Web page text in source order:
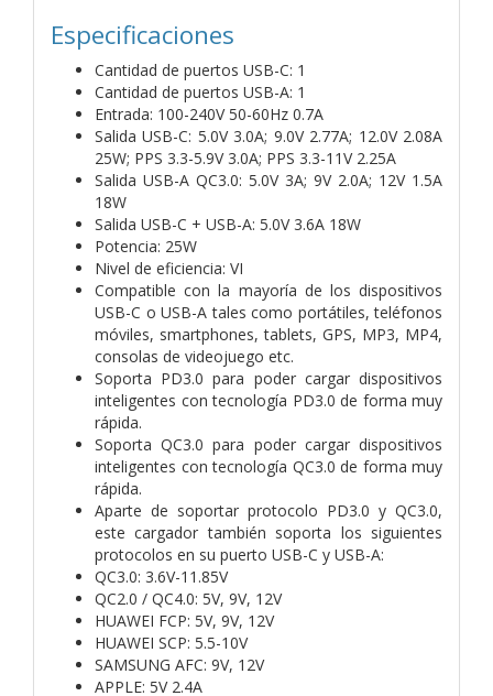
Especificaciones
Cantidad de puertos USB-C: 1
Cantidad de puertos USB-A: 1
Entrada: 100-240V 50-60Hz 0.7A
Salida USB-C: 5.0V 3.0A; 9.0V 2.77A; 12.0V 2.08A
25W; PPS 3.3-5.9V 3.0A; PPS 3.3-11V 2.25A
Salida USB-A QC3.0: 5.0V 3A; 9V 2.0A; 12V 1.5A
18W
Salida USB-C + USB-A: 5.0V 3.6A 18W
Potencia: 25W
Nivel de eficiencia: VI
Compatible con la mayoría de los dispositivos
USB-C o USB-A tales como portátiles, teléfonos
móviles, smartphones, tablets, GPS, MP3, MP4,
consolas de videojuego etc.
Soporta PD3.0 para poder cargar dispositivos
inteligentes con tecnología PD3.0 de forma muy
rápida.
Soporta QC3.0 para poder cargar dispositivos
inteligentes con tecnología QC3.0 de forma muy
rápida.
Aparte de soportar protocolo PD3.0 y QC3.0,
este cargador también soporta los siguientes
protocolos en su puerto USB-C y USB-A:
QC3.0: 3.6V-11.85V
QC2.0 / QC4.0: 5V, 9V, 12V
HUAWEI FCP: 5V, 9V, 12V
HUAWEI SCP: 5.5-10V
SAMSUNG AFC: 9V, 12V
APPLE: 5V 2.4A